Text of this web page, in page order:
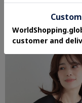
さらに10%OFF